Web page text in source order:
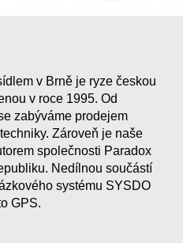
v Brně je ryze českou
v roce 1995. Od
zabýváme prodejem
Zároveň je naše
společnosti Paradox
Nedílnou součástí
systému SYSDO
GPS.